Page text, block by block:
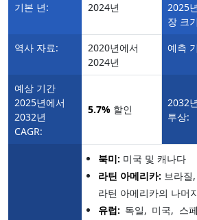
기본 년:
2024년
2025
장 크
역사 자료:
2020년에서
2024년
예측
예상 기간
2025년에서
2032년
CAGR:
5.7% 할인
2032
투상:
북미: 미국 및 캐나다
라틴 아메리카: 브라질
라틴 아메리카의 나머
유럽: 독일, 미국, 스